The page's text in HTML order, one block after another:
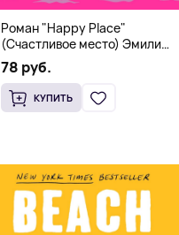
Роман "Happy Place"
(Счастливое место) Эмили
Генри | Твердый переплет
78 руб.
КУПИТЬ